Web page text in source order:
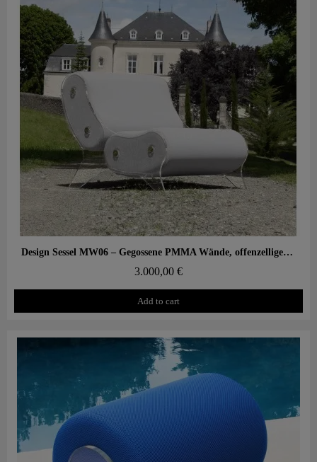
Aperçu rapide Design Sessel MW06 – Gegossene PMMA Wände, offenzelliger Schaumstoffsitz
3.000,00 €
Add to cart